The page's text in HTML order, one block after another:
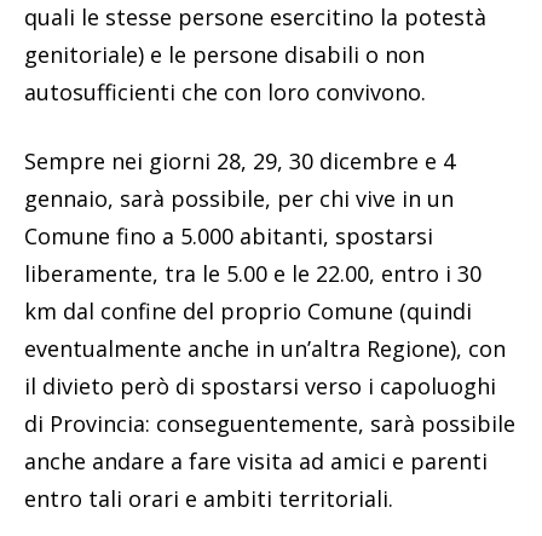
quali le stesse persone esercitino la potestà
genitoriale) e le persone disabili o non
autosufficienti che con loro convivono.
Sempre nei giorni 28, 29, 30 dicembre e 4
gennaio, sarà possibile, per chi vive in un
Comune fino a 5.000 abitanti, spostarsi
liberamente, tra le 5.00 e le 22.00, entro i 30
km dal confine del proprio Comune (quindi
eventualmente anche in un’altra Regione), con
il divieto però di spostarsi verso i capoluoghi
di Provincia: conseguentemente, sarà possibile
anche andare a fare visita ad amici e parenti
entro tali orari e ambiti territoriali.